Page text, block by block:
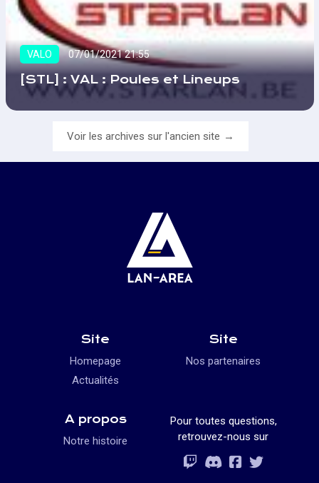
VALO 07/01/2021 21:55
[STL] : VAL : Poules et Lineups
Voir les archives sur l'ancien site
Site
Homepage
Actualités
Site
Nos partenaires
A propos
Notre histoire
Pour toutes questions,
retrouvez-nous sur
Rejoignez-
Rejoignez-
Rejoignez-
Rejoignez-